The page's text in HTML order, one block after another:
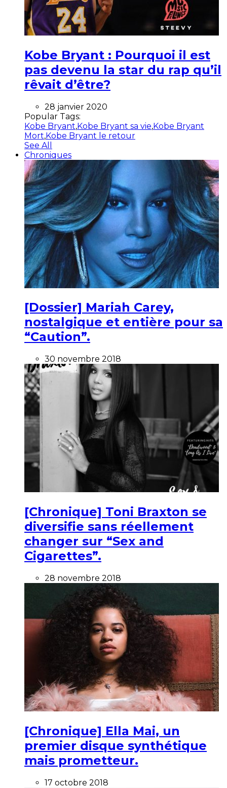
Kobe Bryant : Pourquoi il est
pas devenu la star du rap qu’il
rêvait d’être?
28 janvier 2020
Popular Tags:
Kobe Bryant,Kobe Bryant sa vie,Kobe Bryant
Mort,Kobe Bryant le retour
See All
Chroniques
[Dossier] Mariah Carey,
nostalgique et entière pour sa
“Caution”.
30 novembre 2018
[Chronique] Toni Braxton se
diversifie sans réellement
changer sur “Sex and
Cigarettes”.
28 novembre 2018
[Chronique] Ella Mai, un
premier disque synthétique
mais prometteur.
17 octobre 2018